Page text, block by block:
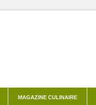
MAGAZINE CULINAIRE